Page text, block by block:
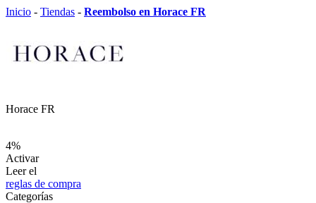
Inicio - Tiendas - Reembolso en Horace FR
Horace FR
4%
Activar
Leer el
reglas de compra
Categorías